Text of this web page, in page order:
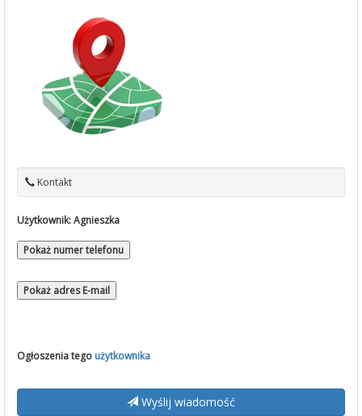
Kontakt
Użytkownik:Agnieszka
Pokaż numer telefonu
Pokaż adres E-mail
Ogłoszenia tego użytkownika
Wyślij wiadomość